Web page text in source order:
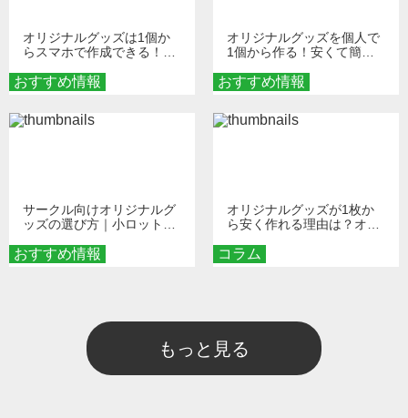
おすすめ情報
オリジナルグッズは1個か
らスマホで作成できる！旅
る巾着＆ポーチ活用術
おすすめ情報
オリジナルグッズを個人で
1個から作る！安くて簡単
おすすめ情報
サークル向けオリジナルグ
ッズの選び方｜小ロット・
訣
コラム
オリジナルグッズが1枚か
ら安く作れる理由は？オン
リットを解説
もっと見る